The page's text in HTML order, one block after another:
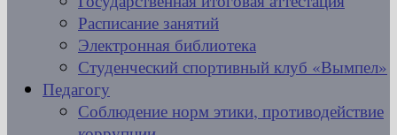
Расписание занятий
Электронная библиотека
Студенческий спортивный клуб «Вымпел»
Педагогу
Соблюдение норм этики, противодействие